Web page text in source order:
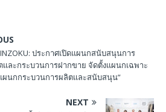
ประกาศเปิดแผนกสนับสนุนการ
ละกระบวนการฝากขาย จัดตั้งแผนกเฉพาะ
ผนกกระบวนการผลิตและสนับสนุน”
NEXT